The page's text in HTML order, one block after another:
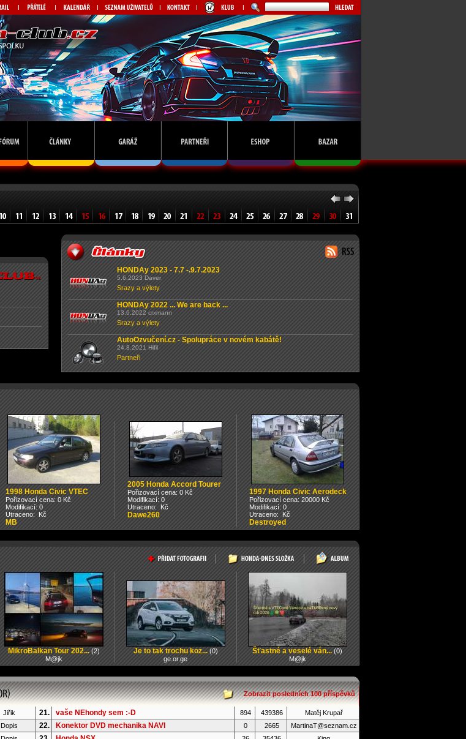
HONDAy 2023 - 7.7 -.9.7.2023
5.6.2023 Daver
Srazy a výlety
HONDAy 2022 ... We are back ...
13.6.2022 crxmann
Srazy a výlety
AutoOzvučení.cz - Spolupráce v novém kabátě!
24.8.2021 Hifil
Partneři
1998 Honda Civic VTEC
Pořizovací cena: 0 Kč
Modifikací: 0
Utraceno: Kč
MB
2005 Honda Accord Tourer
Pořizovací cena: 0 Kč
Modifikací: 0
Utraceno: Kč
Dawe260
1997 Honda Civic Aerodeck
Pořizovací cena: 20000 Kč
Modifikací: 0
Utraceno: Kč
Destroyed
MikroBalkan Tour 202...(2)
M@jk
Je to tak trochu koz...(0)
ge.or.ge
Šťastné a veselé ván... (0)
M@jk
Zobrazit posledních 100 příspěvků
Jiřik 21. vaše NEhondy sem :-D 894 439386 Matěj Krupař
Dopis 22. Konektor DVD mechanika NAVI 0 2665 MartinaT@seznam.cz